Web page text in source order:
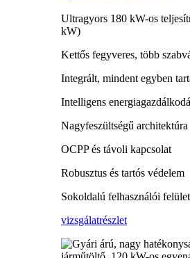
Ultragyors 180 kW-os
kW)
Kettős fegyveres, több
Integrált, mindent egyben
Intelligens
Nagyfeszültségű architektúra
OCPP és távoli kapcsolat
Robusztus és tartós védelem
Sokoldalú felhasználói felület
vizsgálatrészlet